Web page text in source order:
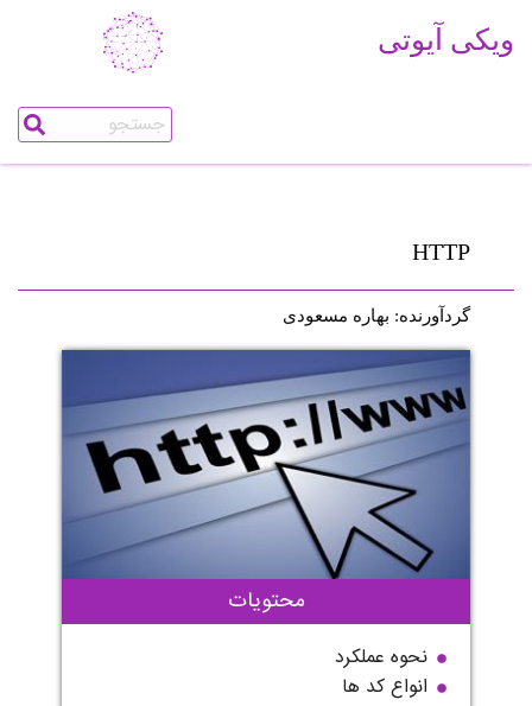
بهاره مسعودی
نحوه عملکرد
انواع کد ها